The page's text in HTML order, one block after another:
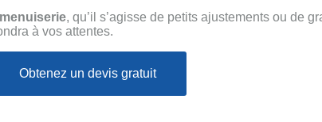
, qu’il s’agisse de petits ajustements ou de
à vos attentes.
Obtenez un devis gratuit